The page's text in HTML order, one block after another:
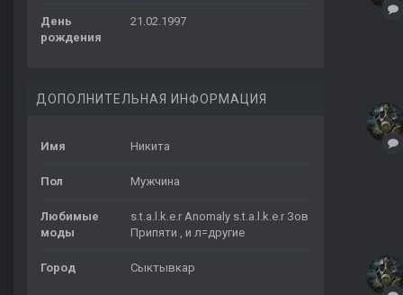
День
рождения
21.02.1997
ДОПОЛНИТЕЛЬНАЯ ИНФОРМАЦИЯ
Имя Никита
Пол Мужчина
Любимые
моды
s.t.a.l.k.e.r Anomaly s.t.a.l.k.e.r Зов
Припяти , и л=другие
Город Сыктывкар